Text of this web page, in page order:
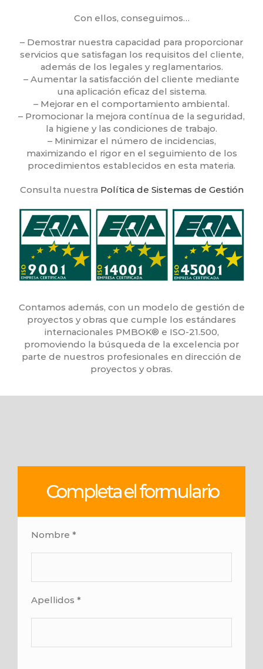
Con ellos, conseguimos…
– Demostrar nuestra capacidad para proporcionar
servicios que satisfagan los requisitos del cliente,
además de los legales y reglamentarios.
– Aumentar la satisfacción del cliente mediante
una aplicación eficaz del sistema.
– Mejorar en el comportamiento ambiental.
– Promocionar la mejora contínua de la seguridad,
la higiene y las condiciones de trabajo.
– Minimizar el número de incidencias,
maximizando el rigor en el seguimiento de los
procedimientos establecidos en esta materia.
Consulta nuestra Política de Sistemas de Gestión
Contamos además, con un modelo de gestión de
proyectos y obras que cumple los estándares
internacionales PMBOK® e ISO-21.500,
promoviendo la búsqueda de la excelencia por
parte de nuestros profesionales en dirección de
proyectos y obras.
Completa el formulario
Nombre *
Apellidos *